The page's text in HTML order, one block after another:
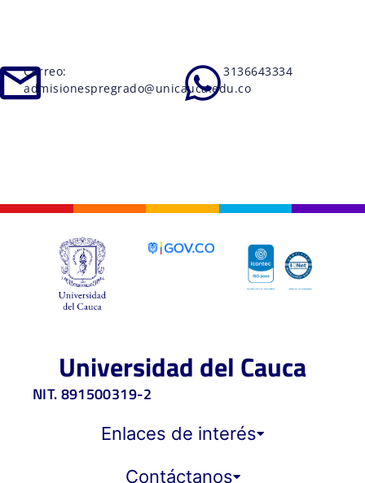
Correo:
admisionespregrado@unicauca.edu.co
3136643334
Universidad del Cauca
NIT. 891500319-2
Enlaces de interés
Contáctanos